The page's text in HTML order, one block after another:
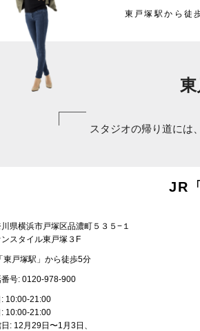
東戸塚駅から徒
スタジオの帰り道には
JR
県横浜市戸塚区品濃町５３５−１
ンスタイル東戸塚３F
東戸塚駅」から徒歩5分
番号: 0120-978-900
10:00-21:00
10:00-21:00
: 12月29日〜1月3日、